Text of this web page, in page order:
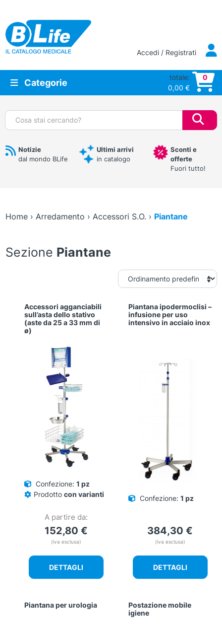
Vai al contenuto principale
Accedi / Registrati
Categorie
totale:
0,00 €
0
Cerca:
Notizie
dal mondo BLife
Ultimi arrivi
in catalogo
Sconti e
offerte
Fuori tutto!
Home› Arredamento › Accessori S.O. › Piantane
Sezione Piantane
Accessori agganciabili
sull’asta dello stativo
(aste da 25 a 33 mm di
ø)
Confezione: 1 pz
Prodotto con varianti
A partire da:
152,80 €
(iva esclusa)
DETTAGLI
Piantana ipodermoclisi –
infusione per uso
intensivo in acciaio inox
Confezione: 1 pz
384,30 €
(iva esclusa)
DETTAGLI
Piantana per urologia
Postazione mobile
igiene